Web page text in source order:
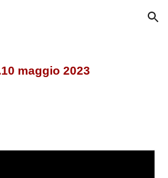
Skip to navigation
maggio 2023